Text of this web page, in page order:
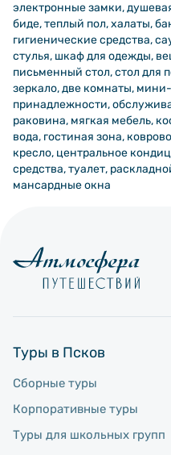
электронные замки,
биде, теплый пол, халаты,
гигиенические средства,
стулья, шкаф для одежды,
письменный стол, стол для
зеркало, две комнаты,
принадлежности,
раковина, мягкая мебель,
вода, гостиная зона,
кресло, центральное
средства, туалет,
мансардные окна
Туры в Псков
Сборные туры
Корпоративные туры
Туры для школьных групп